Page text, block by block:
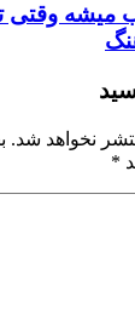
وقتی
نخواهد شد.
*